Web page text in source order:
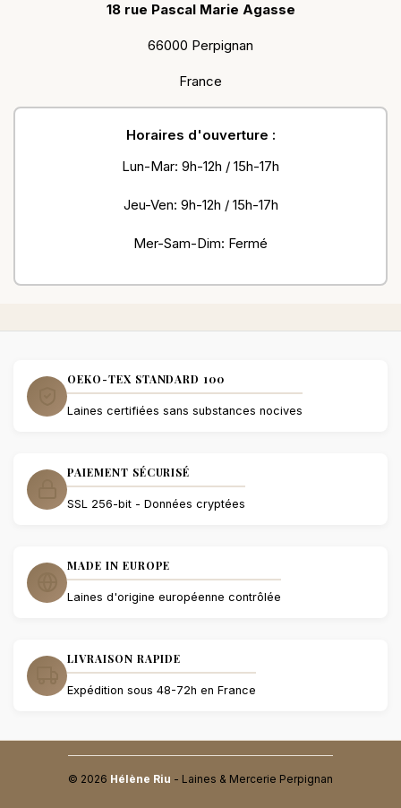
18 rue Pascal Marie Agasse
66000 Perpignan
France
Horaires d'ouverture :
Lun-Mar: 9h-12h / 15h-17h
Jeu-Ven: 9h-12h / 15h-17h
Mer-Sam-Dim: Fermé
OEKO-TEX STANDARD 100
Laines certifiées sans substances nocives
PAIEMENT SÉCURISÉ
SSL 256-bit - Données cryptées
MADE IN EUROPE
Laines d'origine européenne contrôlée
LIVRAISON RAPIDE
Expédition sous 48-72h en France
© 2026 Hélène Riu - Laines & Mercerie Perpignan